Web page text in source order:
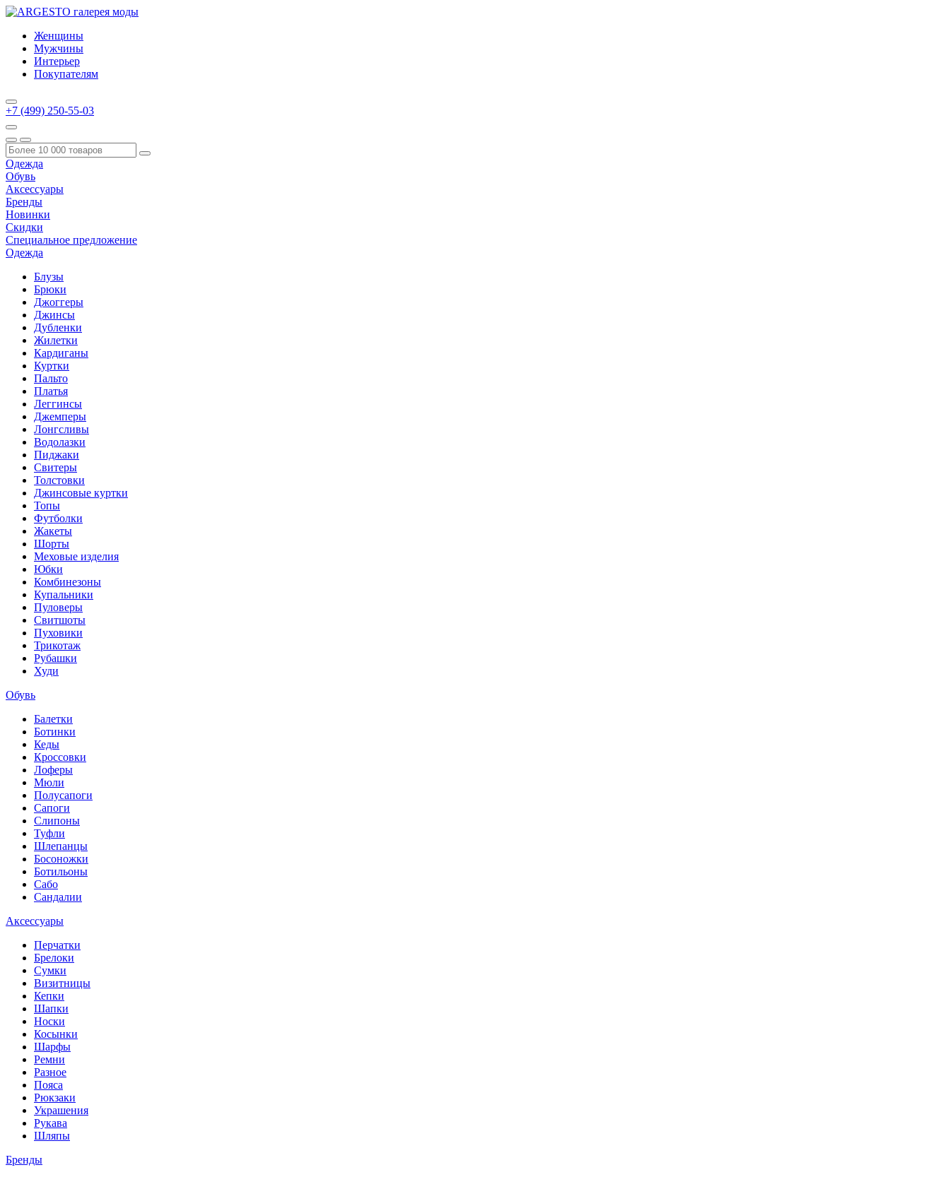
Женщины
Мужчины
Интерьер
Покупателям
+7 (499) 250-55-03
Одежда
Обувь
Аксессуары
Бренды
Новинки
Скидки
Специальное предложение
Одежда
Блузы
Брюки
Джоггеры
Джинсы
Дубленки
Жилетки
Кардиганы
Куртки
Пальто
Платья
Леггинсы
Джемперы
Лонгсливы
Водолазки
Пиджаки
Свитеры
Толстовки
Джинсовые куртки
Топы
Футболки
Жакеты
Шорты
Меховые изделия
Юбки
Комбинезоны
Купальники
Пуловеры
Свитшоты
Пуховики
Трикотаж
Рубашки
Худи
Обувь
Балетки
Ботинки
Кеды
Кроссовки
Лоферы
Мюли
Полусапоги
Сапоги
Слипоны
Туфли
Шлепанцы
Босоножки
Ботильоны
Сабо
Сандалии
Аксессуары
Перчатки
Брелоки
Сумки
Визитницы
Кепки
Шапки
Носки
Косынки
Шарфы
Ремни
Разное
Пояса
Рюкзаки
Украшения
Рукава
Шляпы
Бренды